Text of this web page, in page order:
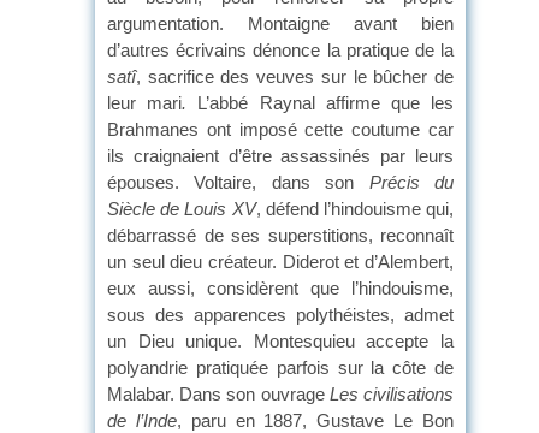
argumentation. Montaigne avant bien
d’autres écrivains dénonce la pratique de la
satî, sacrifice des veuves sur le bûcher de
leur mari. L’abbé Raynal affirme que les
Brahmanes ont imposé cette coutume car
ils craignaient d’être assassinés par leurs
épouses. Voltaire, dans son Précis du
Siècle de Louis XV, défend l’hindouisme qui,
débarrassé de ses superstitions, reconnaît
un seul dieu créateur. Diderot et d’Alembert,
eux aussi, considèrent que l’hindouisme,
sous des apparences polythéistes, admet
un Dieu unique. Montesquieu accepte la
polyandrie pratiquée parfois sur la côte de
Malabar. Dans son ouvrage Les civilisations
de l’Inde, paru en 1887, Gustave Le Bon